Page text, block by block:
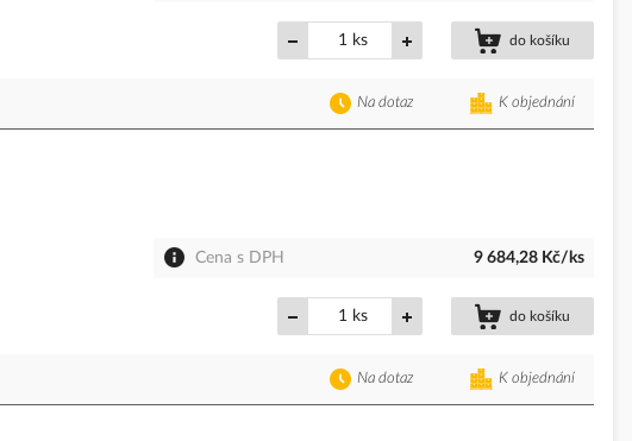
ks do košíku
K objednání
Na dotaz
Cena s DPH 9 684,28 Kč/ks
ks do košíku
K objednání
Na dotaz